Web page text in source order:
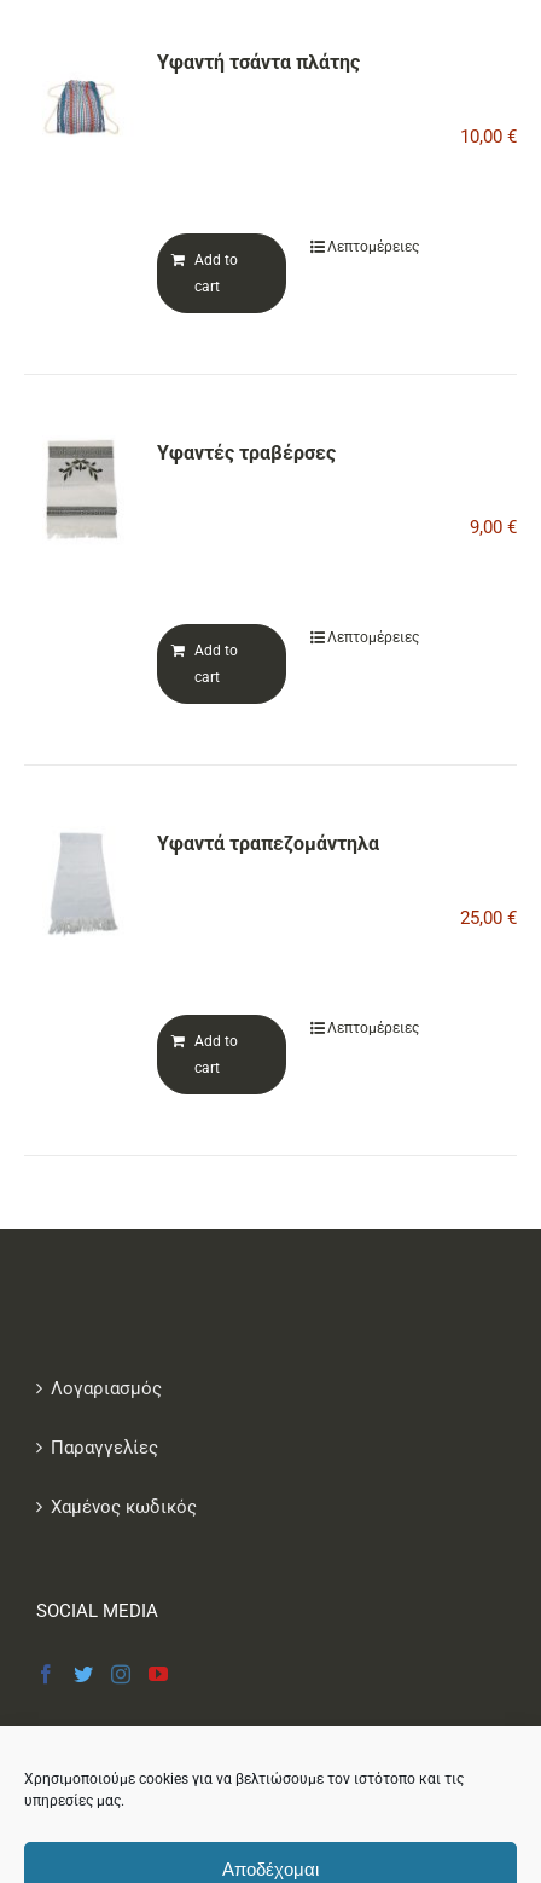
Χρησιμοποιούμε cookies για να βελτιώσουμε τον ιστότοπο και τις
υπηρεσίες μας.
Αποδέχομαι
Υφαντή τσάντα πλάτης
10,00 €
Add to
cart
Λεπτομέρειες
Υφαντές τραβέρσες
9,00 €
Add to
cart
Λεπτομέρειες
Υφαντά τραπεζομάντηλα
25,00 €
Add to
cart
Λεπτομέρειες
Λογαριασμός
Παραγγελίες
Χαμένος κωδικός
SOCIAL MEDIA